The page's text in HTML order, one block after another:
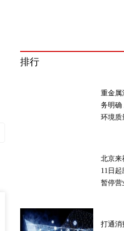
排行
重金属
务明确
环境质
北京来
11日
暂停营
打通消